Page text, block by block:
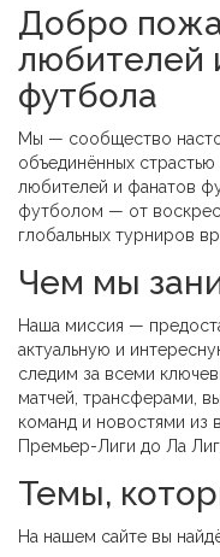
Добро
любителей
футбола
Мы — сообщество
объединённых
любителей и фанатов
футболом — от
глобальных турниров
Чем мы
Наша миссия —
актуальную и
следим за всеми
матчей, трансферами,
команд и новостями из
Премьер-Лиги до Ла
Темы,
На нашем сайте вы